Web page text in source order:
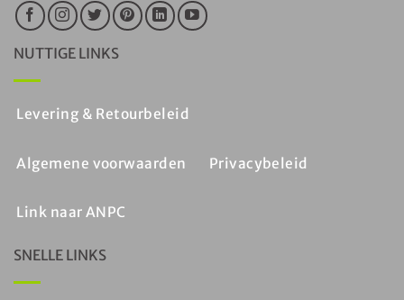
NUTTIGE LINKS
Levering & Retourbeleid
Algemene voorwaarden Privacybeleid
Link naar ANPC
SNELLE LINKS